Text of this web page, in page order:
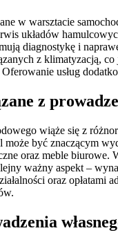
w warsztacie
układów
diagnostykę i
z klimatyzacją,
usług
z
wiąże się z
być znaczącym
oraz meble
ważny aspekt –
oraz